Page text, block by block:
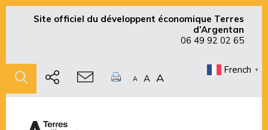
Site officiel du développent économique Terres
d’Argentan
06 49 92 02 65
A A A
French ▼